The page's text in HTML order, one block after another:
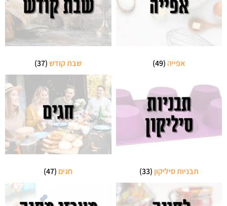
אפייה(49) שבת קודש(37)
תבניות סיליקון (33) חגים (47)